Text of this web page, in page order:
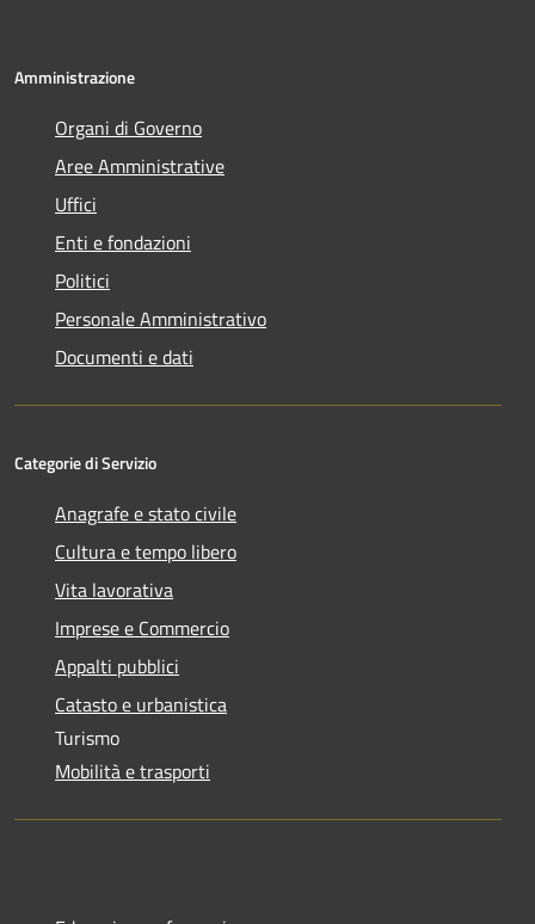
Amministrazione
Organi di Governo
Aree Amministrative
Uffici
Enti e fondazioni
Politici
Personale Amministrativo
Documenti e dati
Categorie di Servizio
Anagrafe e stato civile
Cultura e tempo libero
Vita lavorativa
Imprese e Commercio
Appalti pubblici
Catasto e urbanistica
Turismo
Mobilità e trasporti